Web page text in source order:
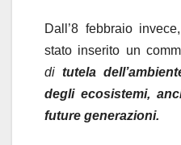
Dall’8 febbraio
stato inserito un
di tutela
degli ecosistemi,
future generazioni.